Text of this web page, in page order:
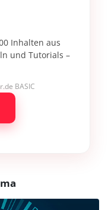
Inhalten aus
und Tutorials –
BASIC